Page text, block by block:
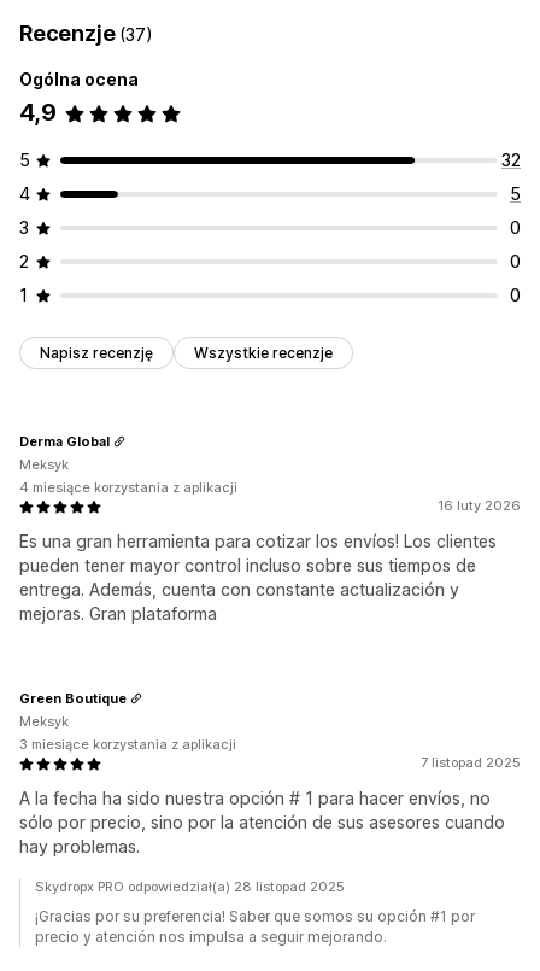
Recenzje (37)
Ogólna ocena
4,9
5
32
4
5
3
0
2
0
1
0
Napisz recenzję Wszystkie recenzje
16 luty 2026
Es una gran herramienta para cotizar los envíos! Los clientes
pueden tener mayor control incluso sobre sus tiempos de
entrega. Además, cuenta con constante actualización y
mejoras. Gran plataforma
Derma Global
Meksyk
4 miesiące korzystania z aplikacji
7 listopad 2025
A la fecha ha sido nuestra opción # 1 para hacer envíos, no
sólo por precio, sino por la atención de sus asesores cuando
hay problemas.
Green Boutique
Meksyk
3 miesiące korzystania z aplikacji
Skydropx PRO odpowiedział(a) 28 listopad 2025
¡Gracias por su preferencia! Saber que somos su opción #1 por
precio y atención nos impulsa a seguir mejorando.